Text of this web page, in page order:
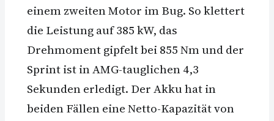
einem zweiten Motor im Bug. So klettert
die Leistung auf 385 kW, das
Drehmoment gipfelt bei 855 Nm und der
Sprint ist in AMG-tauglichen 4,3
Sekunden erledigt. Der Akku hat in
beiden Fällen eine Netto-Kapazität von